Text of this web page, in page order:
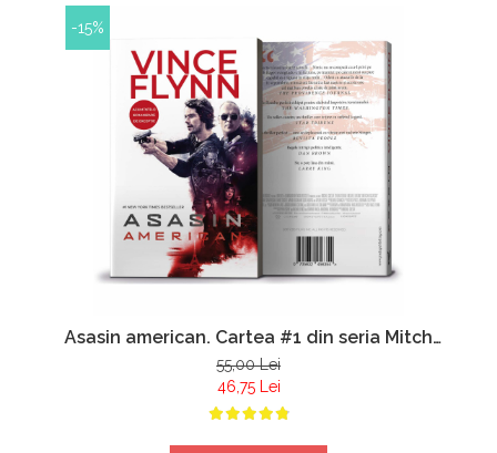
-15%
Asasin american. Cartea #1 din seria Mitch
Rapp - Vince Flynn
55,00 Lei
46,75 Lei